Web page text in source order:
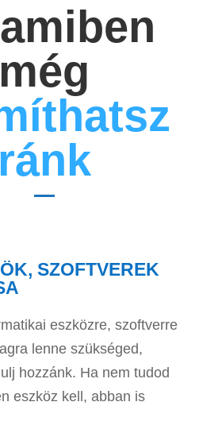
még
ránk
SZOFTVEREK
eszközre, szoftverre
lenne szükséged,
hozzánk. Ha nem tudod
eszköz kell, abban is